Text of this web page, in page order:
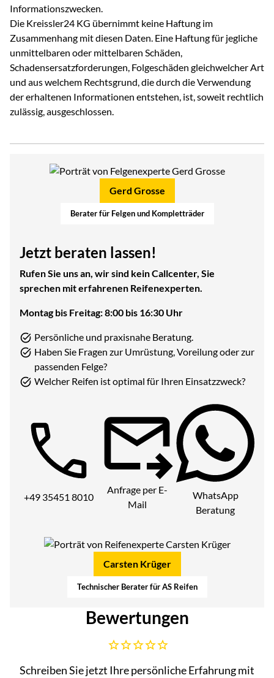
Informationszwecken.
Die Kreissler24 KG übernimmt keine Haftung im
Zusammenhang mit diesen Daten. Eine Haftung für jegliche
unmittelbaren oder mittelbaren Schäden,
Schadensersatzforderungen, Folgeschäden gleichwelcher Art
und aus welchem Rechtsgrund, die durch die Verwendung
der erhaltenen Informationen entstehen, ist, soweit rechtlich
zulässig, ausgeschlossen.
Gerd Grosse
Berater für Felgen und Kompletträder
Jetzt beraten lassen!
Rufen Sie uns an, wir sind kein Callcenter, Sie
sprechen mit erfahrenen Reifenexperten.
Montag bis Freitag: 8:00 bis 16:30 Uhr
Persönliche und praxisnahe Beratung.
Haben Sie Fragen zur Umrüstung, Voreilung oder zur
passenden Felge?
Welcher Reifen ist optimal für Ihren Einsatzzweck?
Telefon:
+49 35451 8010
Anfrage per E-
Mail
WhatsApp
Beratung
Carsten Krüger
Technischer Berater für AS Reifen
Bewertungen
Noch keine Bewertungen abgegeben
Schreiben Sie jetzt Ihre persönliche Erfahrung mit